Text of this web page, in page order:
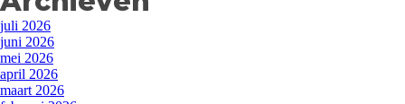
juli 2026
juni 2026
mei 2026
april 2026
maart 2026